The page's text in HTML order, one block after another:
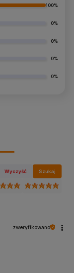
100%
0%
0%
0%
0%
Wyczyść Szukaj
zweryfikowano